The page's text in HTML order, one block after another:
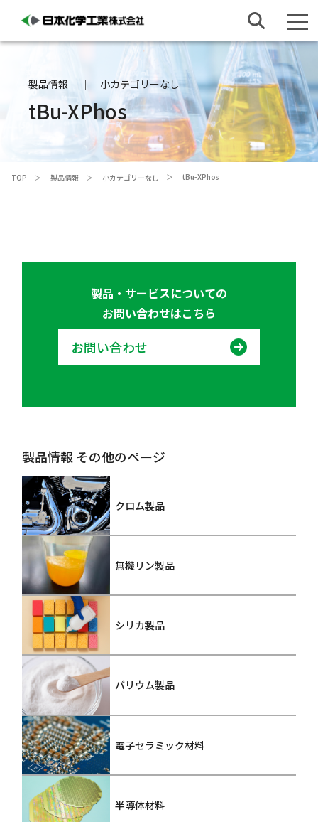
製品情報 小カテゴリーなし
tBu-XPhos
TOP 製品情報 小カテゴリーなし tBu-XPhos
製品・サービスについての
お問い合わせはこちら
お問い合わせ
製品情報 その他のページ
クロム製品
無機リン製品
シリカ製品
バリウム製品
電子セラミック材料
半導体材料